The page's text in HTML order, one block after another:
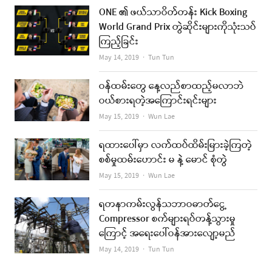
ONE ၏ ဖယ်သာဝိတ်တန်း Kick Boxing
World Grand Prix တွဲဆိုင်းများကိုသုံးသပ်
ကြည့်ခြင်း
May 14, 2019 Author
Tun Tun
ဝန်ထမ်းတွေ နေ့လည်စာထည့်မလာဘဲ
ဝယ်စားရတဲ့အကြောင်းရင်းများ
May 15, 2019 Author
Wun Lae
ရထားပေါ်မှာ လက်ထပ်ထိမ်းမြားခဲ့ကြတဲ့
စစ်မှုထမ်းဟောင်း မ နဲ့ မောင် စုံတွဲ
May 15, 2019 Author
Wun Lae
ရတနာကမ်းလွန်သဘာဝဓာတ်ငွေ့
Compressor စက်များရပ်တန့်သွားမှု
ကြောင့် အရေးပေါ်ဝန်အားလျော့မည်
May 14, 2019 Author
Tun Tun